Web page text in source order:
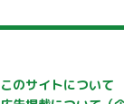
このサイトについて